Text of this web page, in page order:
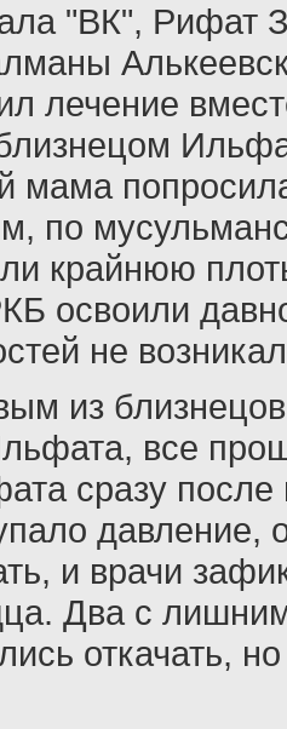
"ВК", Рифат
лечение
мама
по
крайнюю
освоили
не
из близнецов
все
сразу после
давление,
и врачи
Два с
откачать,